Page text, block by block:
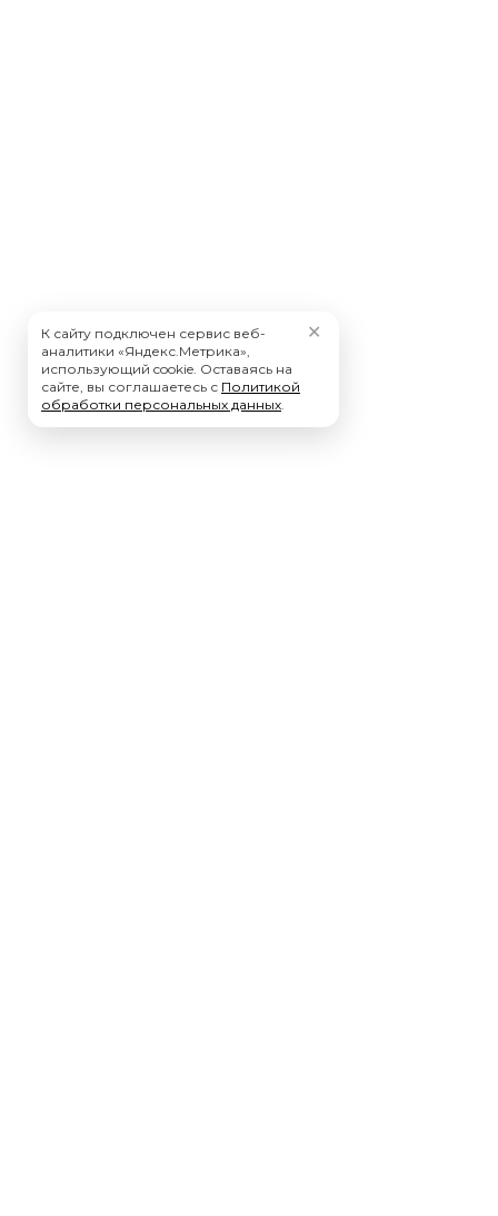
К сайту подключен сервис веб-
аналитики «Яндекс.Метрика»,
использующий cookie. Оставаясь на
сайте, вы соглашаетесь с Политикой
обработки персональных данных.
✕